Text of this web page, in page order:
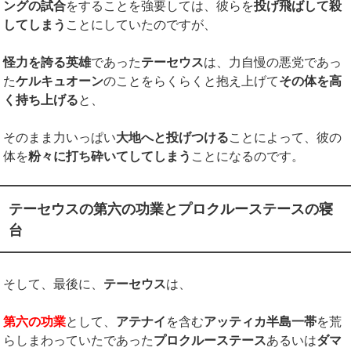
ングの試合をすることを強要しては、彼らを投げ飛ばして殺
してしまう ことにしていたのですが、
怪力を誇る英雄であったテーセウスは、力自慢の悪党であっ
たケルキュオーンのことをらくらくと抱え上げてその体を高
く持ち上げると、
そのまま力いっぱい大地へと投げつけることによって、彼の
体を粉々に打ち砕いてしてしまう ことになるのです。
テーセウスの第六の功業とプロクルーステースの寝
台
そして、最後に、 テーセウスは、
第六の功業として、 アテナイ を含むアッティカ半島一帯を荒
らしまわっていたであったプロクルーステースあるいはダマ